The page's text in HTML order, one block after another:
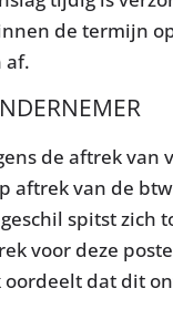
de termijn
af.
de aftrek
aftrek van de
spitst zich
voor deze
dat dit